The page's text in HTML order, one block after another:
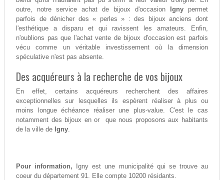
outre, notre service achat de bijoux d'occasion Igny permet
parfois de dénicher des « perles » : des bijoux anciens dont
l'esthétique a disparu et qui ravissent les amateurs. Enfin,
n'oublions pas que l'achat vente de bijoux d'occasion est parfois
vécu comme un véritable investissement où la dimension
spéculative n'est pas absente.
Des acquéreurs à la recherche de vos bijoux
En effet, certains acquéreurs recherchent des affaires
exceptionnelles sur lesquelles ils espèrent réaliser à plus ou
moins longue échéance réaliser une plus-value. C'est le cas
notamment des bijoux en or que nous proposons aux habitants
de la ville de Igny.
Pour information, Igny est une municipalité qui se trouve au
coeur du département 91. Elle compte 10200 résidants.